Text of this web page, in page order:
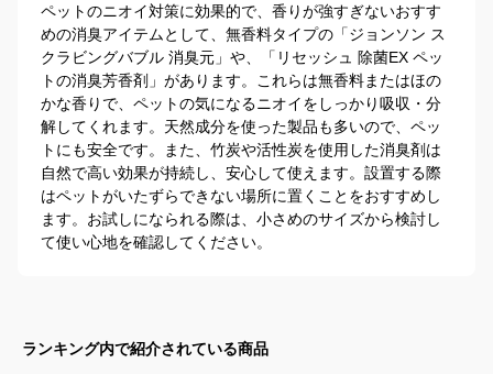
ペットのニオイ対策に効果的で、香りが強すぎないおすす
めの消臭アイテムとして、無香料タイプの「ジョンソン ス
クラビングバブル 消臭元」や、「リセッシュ 除菌EX ペッ
トの消臭芳香剤」があります。これらは無香料またはほの
かな香りで、ペットの気になるニオイをしっかり吸収・分
解してくれます。天然成分を使った製品も多いので、ペッ
トにも安全です。また、竹炭や活性炭を使用した消臭剤は
自然で高い効果が持続し、安心して使えます。設置する際
はペットがいたずらできない場所に置くことをおすすめし
ます。お試しになられる際は、小さめのサイズから検討し
て使い心地を確認してください。
ランキング内で紹介されている商品